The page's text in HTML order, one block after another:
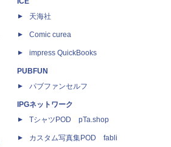
天海社
Comic curea
impress QuickBooks
PUBFUN
パブファンセルフ
IPGネットワーク
TシャツPOD pTa.shop
カスタム写真集POD fabli